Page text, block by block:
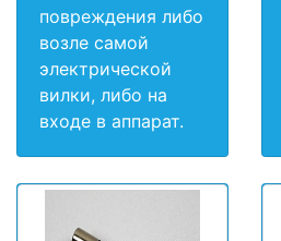
повреждения либо
возле самой
электрической
вилки, либо на
входе в аппарат.